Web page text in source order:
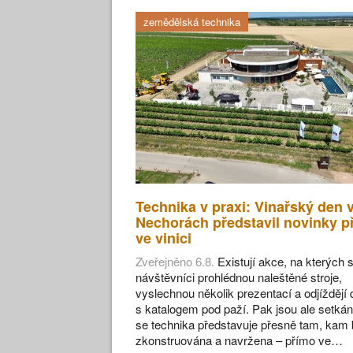
zemědělská technika
Technika v praxi: Vinařský den
Nechorách představil novinky
ve vinici
Zveřejněno 6.8. Existují akce, na kterých
návštěvníci prohlédnou naleštěné stroje,
vyslechnou několik prezentací a odjíždějí
s katalogem pod paží. Pak jsou ale
se technika představuje přesně tam, kam
zkonstruována a navržena – přímo ve…